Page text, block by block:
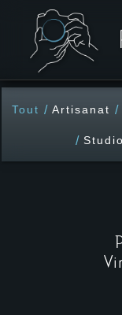
Tout / Artisanat /
/ Studio